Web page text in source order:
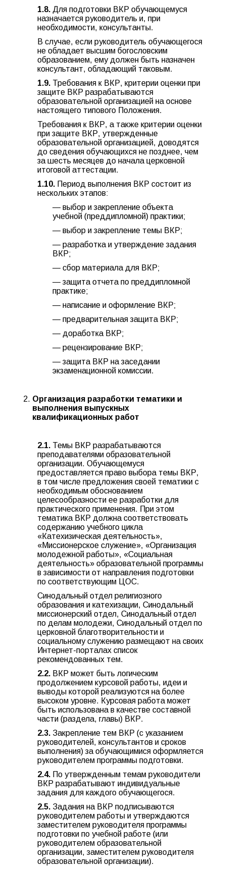
1.8. Для подготовки ВКР обучающемуся
назначается руководитель и, при
необходимости, консультанты.
В случае, если руководитель обучающегося
не обладает высшим богословским
образованием, ему должен быть назначен
консультант, обладающий таковым.
1.9. Требования к ВКР, критерии оценки при
защите ВКР разрабатываются
образовательной организацией на основе
настоящего типового Положения.
Требования к ВКР, а также критерии оценки
при защите ВКР, утвержденные
образовательной организацией, доводятся
до сведения обучающихся не позднее, чем
за шесть месяцев до начала церковной
итоговой аттестации.
1.10. Период выполнения ВКР состоит из
нескольких этапов:
— выбор и закрепление объекта
учебной (преддипломной) практики;
— выбор и закрепление темы ВКР;
— разработка и утверждение задания
ВКР;
— сбор материала для ВКР;
— защита отчета по преддипломной
практике;
— написание и оформление ВКР;
— предварительная защита ВКР;
— доработка ВКР;
— рецензирование ВКР;
— защита ВКР на заседании
экзаменационной комиссии.
Организация разработки тематики и
выполнения выпускных
квалификационных работ
2.1. Темы ВКР разрабатываются
преподавателями образовательной
организации. Обучающемуся
предоставляется право выбора темы ВКР,
в том числе предложения своей тематики с
необходимым обоснованием
целесообразности ее разработки для
практического применения. При этом
тематика ВКР должна соответствовать
содержанию учебного цикла
«Катехизическая деятельность»,
«Миссионерское служение», «Организация
молодежной работы», «Социальная
деятельность» образовательной программы
в зависимости от направления подготовки
по соответствующим ЦОС.
Синодальный отдел религиозного
образования и катехизации, Синодальный
миссионерский отдел, Синодальный отдел
по делам молодежи, Синодальный отдел по
церковной благотворительности и
социальному служению размещают на своих
Интернет-порталах список
рекомендованных тем.
2.2. ВКР может быть логическим
продолжением курсовой работы, идеи и
выводы которой реализуются на более
высоком уровне. Курсовая работа может
быть использована в качестве составной
части (раздела, главы) ВКР.
2.3. Закрепление тем ВКР (с указанием
руководителей, консультантов и сроков
выполнения) за обучающимися оформляется
руководителем программы подготовки.
2.4. По утвержденным темам руководители
ВКР разрабатывают индивидуальные
задания для каждого обучающегося.
2.5. Задания на ВКР подписываются
руководителем работы и утверждаются
заместителем руководителя программы
подготовки по учебной работе (или
руководителем образовательной
организации, заместителем руководителя
образовательной организации).